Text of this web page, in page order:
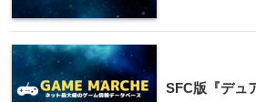
SFC版『デュ